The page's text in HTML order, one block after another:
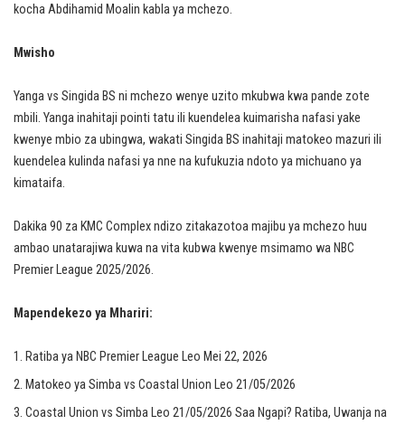
kocha Abdihamid Moalin kabla ya mchezo.
Mwisho
Yanga vs Singida BS ni mchezo wenye uzito mkubwa kwa pande zote
mbili. Yanga inahitaji pointi tatu ili kuendelea kuimarisha nafasi yake
kwenye mbio za ubingwa, wakati Singida BS inahitaji matokeo mazuri ili
kuendelea kulinda nafasi ya nne na kufukuzia ndoto ya michuano ya
kimataifa.
Dakika 90 za KMC Complex ndizo zitakazotoa majibu ya mchezo huu
ambao unatarajiwa kuwa na vita kubwa kwenye msimamo wa NBC
Premier League 2025/2026.
Mapendekezo ya Mhariri:
Ratiba ya NBC Premier League Leo Mei 22, 2026
Matokeo ya Simba vs Coastal Union Leo 21/05/2026
Coastal Union vs Simba Leo 21/05/2026 Saa Ngapi? Ratiba, Uwanja na